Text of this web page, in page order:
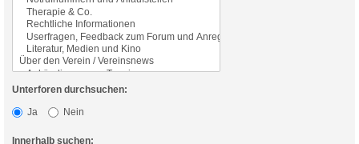
Unterforen durchsuchen:
Ja
Nein
Innerhalb suchen: